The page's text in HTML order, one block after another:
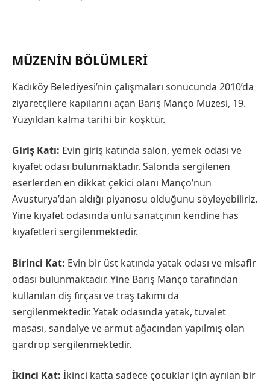
MÜZENIN BÖLÜMLERI
Kadıköy Belediyesi’nin çalışmaları sonucunda 2010’da
ziyaretçilere kapılarını açan Barış Manço Müzesi, 19.
Yüzyıldan kalma tarihi bir köşktür.
Giriş Katı: Evin giriş katında salon, yemek odası ve
kıyafet odası bulunmaktadır. Salonda sergilenen
eserlerden en dikkat çekici olanı Manço’nun
Avusturya’dan aldığı piyanosu olduğunu söyleyebiliriz.
Yine kıyafet odasında ünlü sanatçının kendine has
kıyafetleri sergilenmektedir.
Birinci Kat: Evin bir üst katında yatak odası ve misafir
odası bulunmaktadır. Yine Barış Manço tarafından
kullanılan diş fırçası ve traş takımı da
sergilenmektedir. Yatak odasında yatak, tuvalet
masası, sandalye ve armut ağacından yapılmış olan
gardrop sergilenmektedir.
İkinci Kat: İkinci katta sadece çocuklar için ayrılan bir